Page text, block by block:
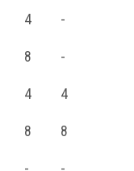
4
-
8
-
4
4
8
8